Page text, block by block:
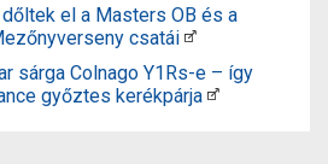
el a Masters OB és a
csatái
sárga Colnago Y1Rs-e – így
győztes kerékpárja